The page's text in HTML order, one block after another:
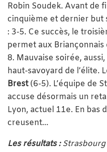
Robin Soudek. Avant de
cinquième et dernier but
: 3-5. Ce succès, le
permet aux
8. Mauvaise soirée,
haut-savoyard de l’élite.
Brest(6-5). L’équipe de
accuse désormais un
Lyon, actuel 11e. En bas
creusent…
Les résultats :